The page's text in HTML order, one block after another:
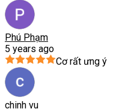
Phú Phạm
5 years ago
Cơ rất ưng ý
chinh vu